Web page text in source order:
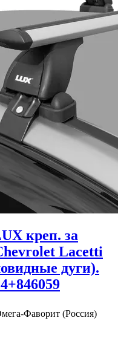
креп. за
Lacetti
дуги).
Фаворит (Россия)